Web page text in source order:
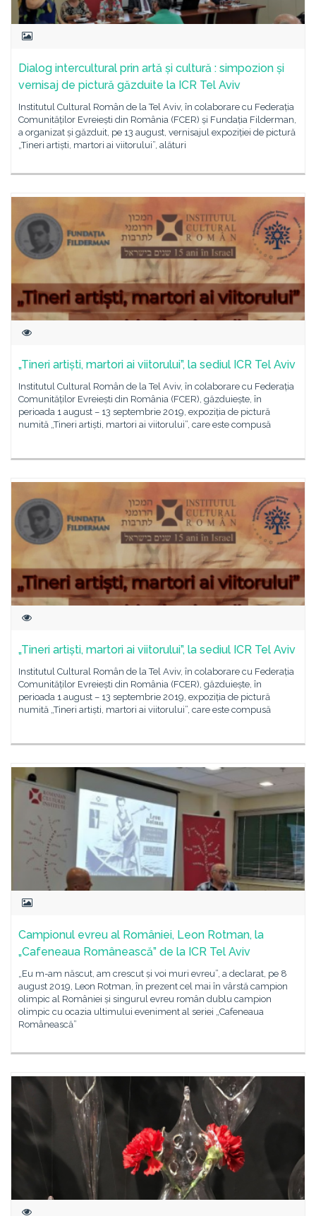
Dialog intercultural prin artă și cultură : simpozion și
vernisaj de pictură găzduite la ICR Tel Aviv
Institutul Cultural Român de la Tel Aviv, în colaborare cu Federația
Comunităților Evreiești din România (FCER) și Fundația Filderman,
a organizat și găzduit, pe 13 august, vernisajul expoziției de pictură
„Tineri artiști, martori ai viitorului”, alături
„Tineri artiști, martori ai viitorului”, la sediul ICR Tel Aviv
Institutul Cultural Român de la Tel Aviv, în colaborare cu Federația
Comunităților Evreiești din România (FCER), găzduiește, în
perioada 1 august – 13 septembrie 2019, expoziția de pictură
numită „Tineri artiști, martori ai viitorului”, care este compusă
„Tineri artiști, martori ai viitorului”, la sediul ICR Tel Aviv
Institutul Cultural Român de la Tel Aviv, în colaborare cu Federația
Comunităților Evreiești din România (FCER), găzduiește, în
perioada 1 august – 13 septembrie 2019, expoziția de pictură
numită „Tineri artiști, martori ai viitorului”, care este compusă
Campionul evreu al României, Leon Rotman, la
„Cafeneaua Românească” de la ICR Tel Aviv
„Eu m-am născut, am crescut și voi muri evreu”, a declarat, pe 8
august 2019, Leon Rotman, în prezent cel mai în vârstă campion
olimpic al României și singurul evreu român dublu campion
olimpic cu ocazia ultimului eveniment al seriei „Cafeneaua
Românească”